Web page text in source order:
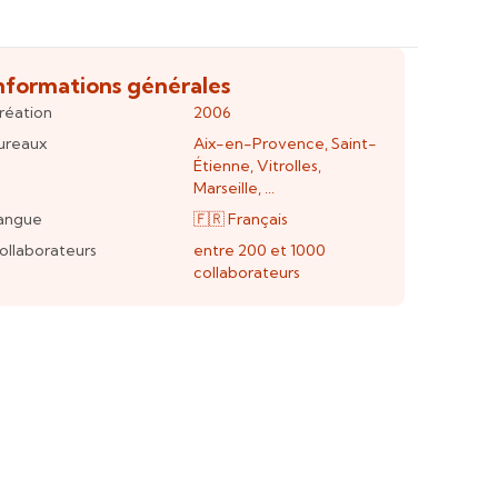
générales
2006
Aix-en-Provence,Saint-
Étienne,Vitrolles,
Marseille, ...
🇫🇷Français
entre 200 et 1000
collaborateurs